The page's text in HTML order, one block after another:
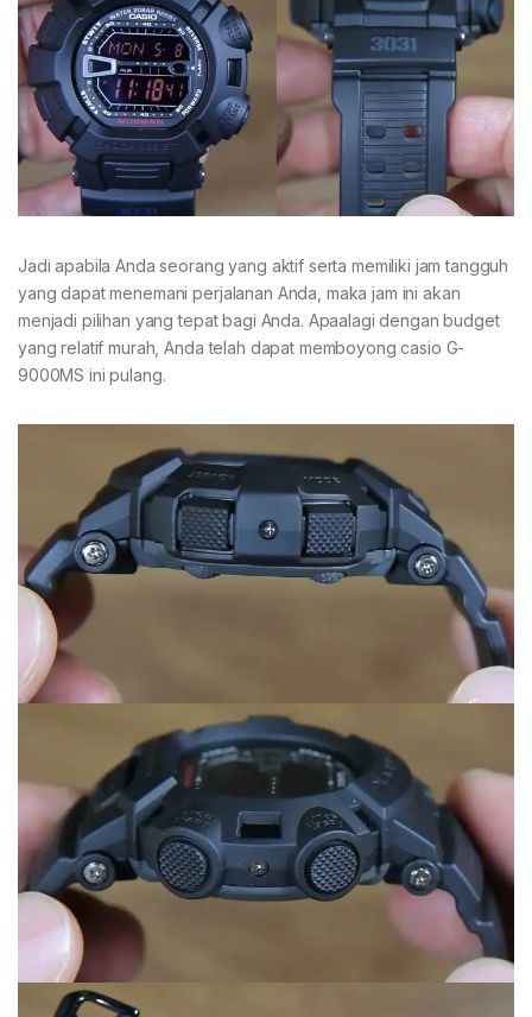
Jadi apabila Anda seorang yang aktif serta memiliki jam tangguh
yang dapat menemani perjalanan Anda, maka jam ini akan
menjadi pilihan yang tepat bagi Anda. Apaalagi dengan budget
yang relatif murah, Anda telah dapat memboyong casio G-
9000MS ini pulang.